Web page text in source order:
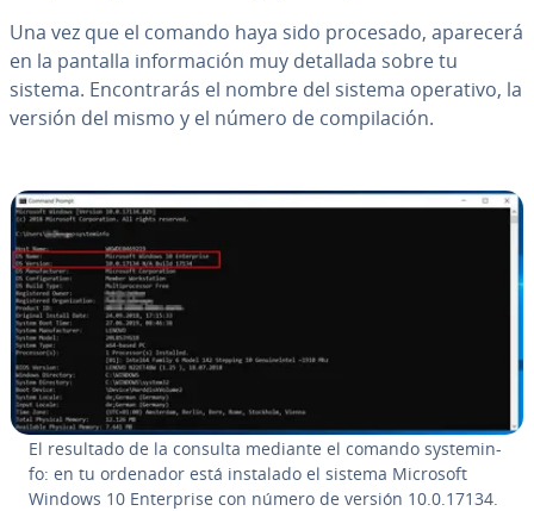
Una vez que el comando haya sido procesado, aparecerá
en la pantalla in­fo­r­ma­ción muy detallada sobre tu
sistema. En­co­n­tra­rás el nombre del sistema operativo, la
versión del mismo y el número de co­m­pi­la­ción.
El resultado de la consulta mediante el comando sy­s­te­mi­n­
fo: en tu ordenador está instalado el sistema Microsoft
Windows 10 En­te­r­pri­se con número de versión 10.0.17134.